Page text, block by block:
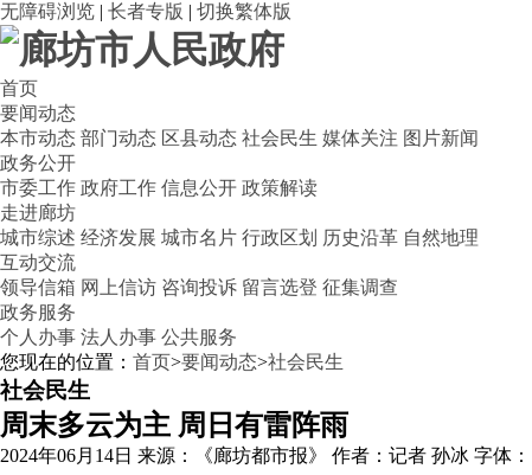
无障碍浏览 | 长者专版 | 切换繁体版
首页
要闻动态
本市动态 部门动态 区县动态 社会民生 媒体关注 图片新闻
政务公开
市委工作 政府工作 信息公开 政策解读
走进廊坊
城市综述 经济发展 城市名片 行政区划 历史沿革 自然地理
互动交流
领导信箱 网上信访 咨询投诉 留言选登 征集调查
政务服务
个人办事 法人办事 公共服务
您现在的位置： 首页>要闻动态>社会民生
社会民生
周末多云为主 周日有雷阵雨
2024年06月14日 来源：《廊坊都市报》 作者：记者 孙冰 字体：